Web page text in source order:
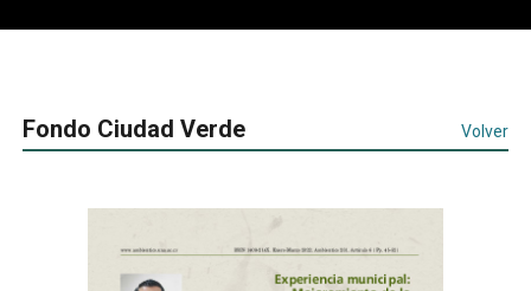
Fondo Ciudad Verde Volver